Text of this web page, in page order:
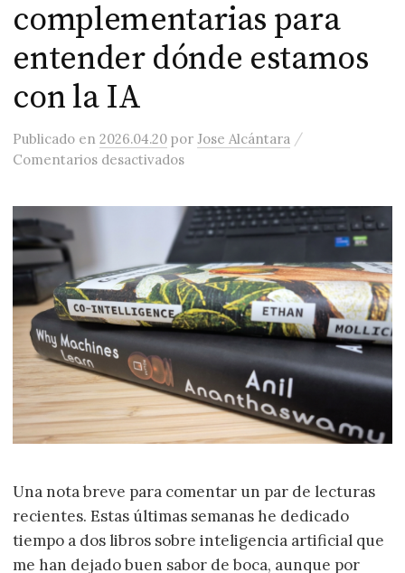
complementarias para
entender dónde estamos
con la IA
Publicado en2026.04.20 porJose Alcántara /
Comentarios desactivadosen Dos lecturas
Una nota breve para comentar un par de lecturas
recientes. Estas últimas semanas he dedicado
tiempo a dos libros sobre inteligencia artificial que
me han dejado buen sabor de boca, aunque por